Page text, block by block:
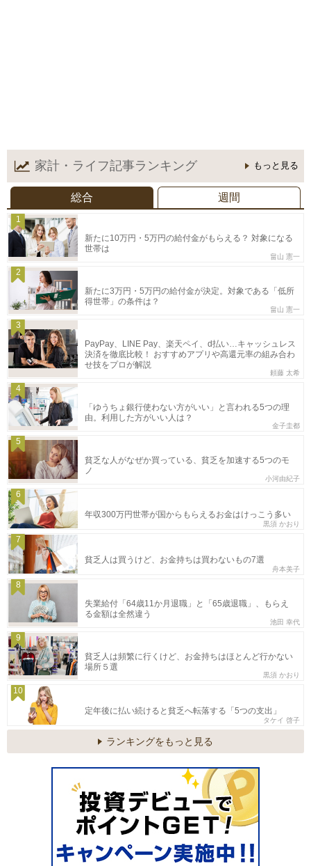
家計・ライフ記事ランキング もっと見る
総合 週間
1
新たに10万円・5万円の給付金がもらえる？ 対象になる
世帯は
畠山 憲一
2
新たに3万円・5万円の給付金が決定。対象である「低所
得世帯」の条件は？
畠山 憲一
3
PayPay、LINE Pay、楽天ペイ、d払い…キャッシュレス
決済を徹底比較！ おすすめアプリや高還元率の組み合わ
せ技をプロが解説
頼藤 太希
4
「ゆうちょ銀行使わない方がいい」と言われる5つの理
由。利用した方がいい人は？
金子圭都
5
貧乏な人がなぜか買っている、貧乏を加速する5つのモ
ノ
小河由紀子
6
年収300万円世帯が国からもらえるお金はけっこう多い
黒須 かおり
7
貧乏人は買うけど、お金持ちは買わないもの7選
舟本美子
8
失業給付「64歳11か月退職」と「65歳退職」、もらえ
る金額は全然違う
池田 幸代
9
貧乏人は頻繁に行くけど、お金持ちはほとんど行かない
場所５選
黒須 かおり
10
定年後に払い続けると貧乏へ転落する「5つの支出」
タケイ 啓子
ランキングをもっと見る